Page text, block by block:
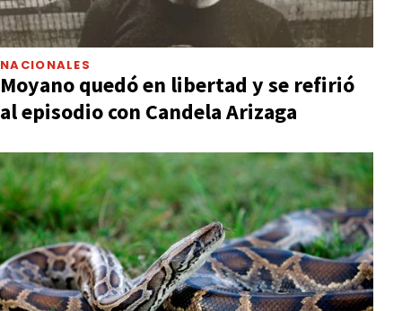
NACIONALES
Moyano quedó en libertad y se refirió
al episodio con Candela Arizaga